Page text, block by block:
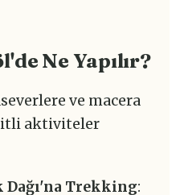
Ne Yapılır?
ve macera
aktiviteler
Dağı'na Trekking: